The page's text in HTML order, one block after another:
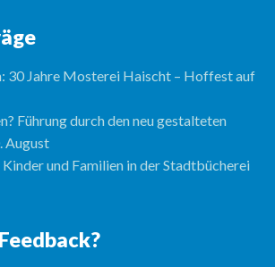
30 Jahre Mosterei Haischt – Hoffest auf
Führung durch den neu gestalteten
August
und Familien in der Stadtbücherei